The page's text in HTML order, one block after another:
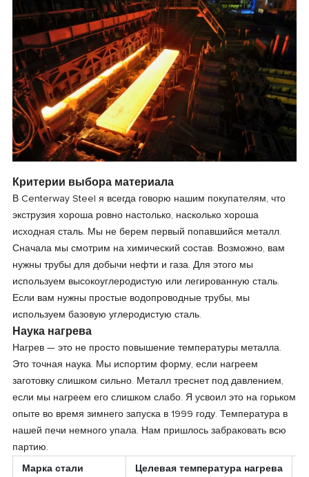
Критерии выбора материала
В Centerway Steel я всегда говорю нашим покупателям, что
экструзия хороша ровно настолько, насколько хороша
исходная сталь. Мы не берем первый попавшийся металл.
Сначала мы смотрим на химический состав. Возможно, вам
нужны трубы для добычи нефти и газа. Для этого мы
используем высокоуглеродистую или легированную сталь.
Если вам нужны простые водопроводные трубы, мы
используем базовую углеродистую сталь.
Наука нагрева
Нагрев — это не просто повышение температуры металла.
Это точная наука. Мы испортим форму, если нагреем
заготовку слишком сильно. Металл треснет под давлением,
если мы нагреем его слишком слабо. Я усвоил это на горьком
опыте во время зимнего запуска в 1999 году. Температура в
нашей печи немного упала. Нам пришлось забраковать всю
партию.
Марка стали Целевая температура нагрева